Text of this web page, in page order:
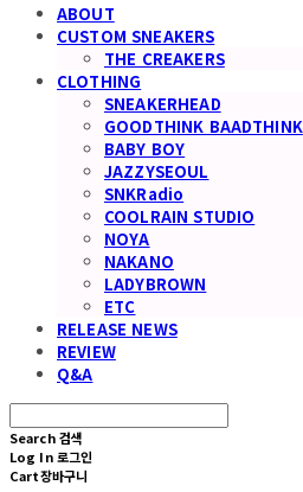
ABOUT
CUSTOM SNEAKERS
THE CREAKERS
CLOTHING
SNEAKERHEAD
GOODTHINK BAADTHINK
BABY BOY
JAZZYSEOUL
SNKRadio
COOLRAIN STUDIO
NOYA
NAKANO
LADYBROWN
ETC
RELEASE NEWS
REVIEW
Q&A
Search 검색
Log In 로그인
Cart장바구니